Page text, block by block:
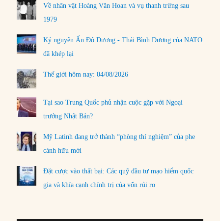
Về nhân vật Hoàng Văn Hoan và vụ thanh trừng sau
1979
Kỷ nguyên Ấn Độ Dương - Thái Bình Dương của NATO
đã khép lại
Thế giới hôm nay: 04/08/2026
Tại sao Trung Quốc phủ nhận cuộc gặp với Ngoại
trưởng Nhật Bản?
Mỹ Latinh đang trở thành “phòng thí nghiệm” của phe
cánh hữu mới
Đặt cược vào thất bại: Các quỹ đầu tư mạo hiểm quốc
gia và khía cạnh chính trị của vốn rủi ro